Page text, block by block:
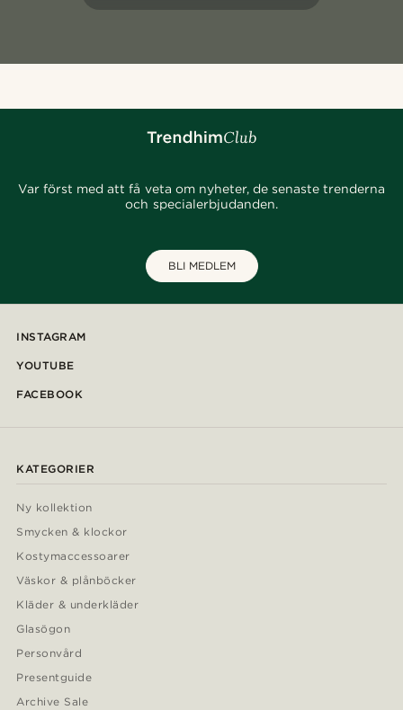
Var först med att få veta om nyheter, de senaste trenderna
och specialerbjudanden.
BLI MEDLEM
INSTAGRAM
YOUTUBE
FACEBOOK
KATEGORIER
Ny kollektion
Smycken & klockor
Kostymaccessoarer
Väskor & plånböcker
Kläder & underkläder
Glasögon
Personvård
Presentguide
Archive Sale